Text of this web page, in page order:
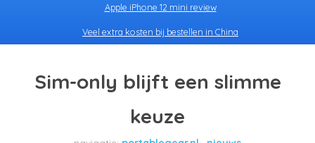
Apple iPhone 12 mini review
Veel extra kosten bij bestellen in China
Sim-only blijft een slimme
keuze